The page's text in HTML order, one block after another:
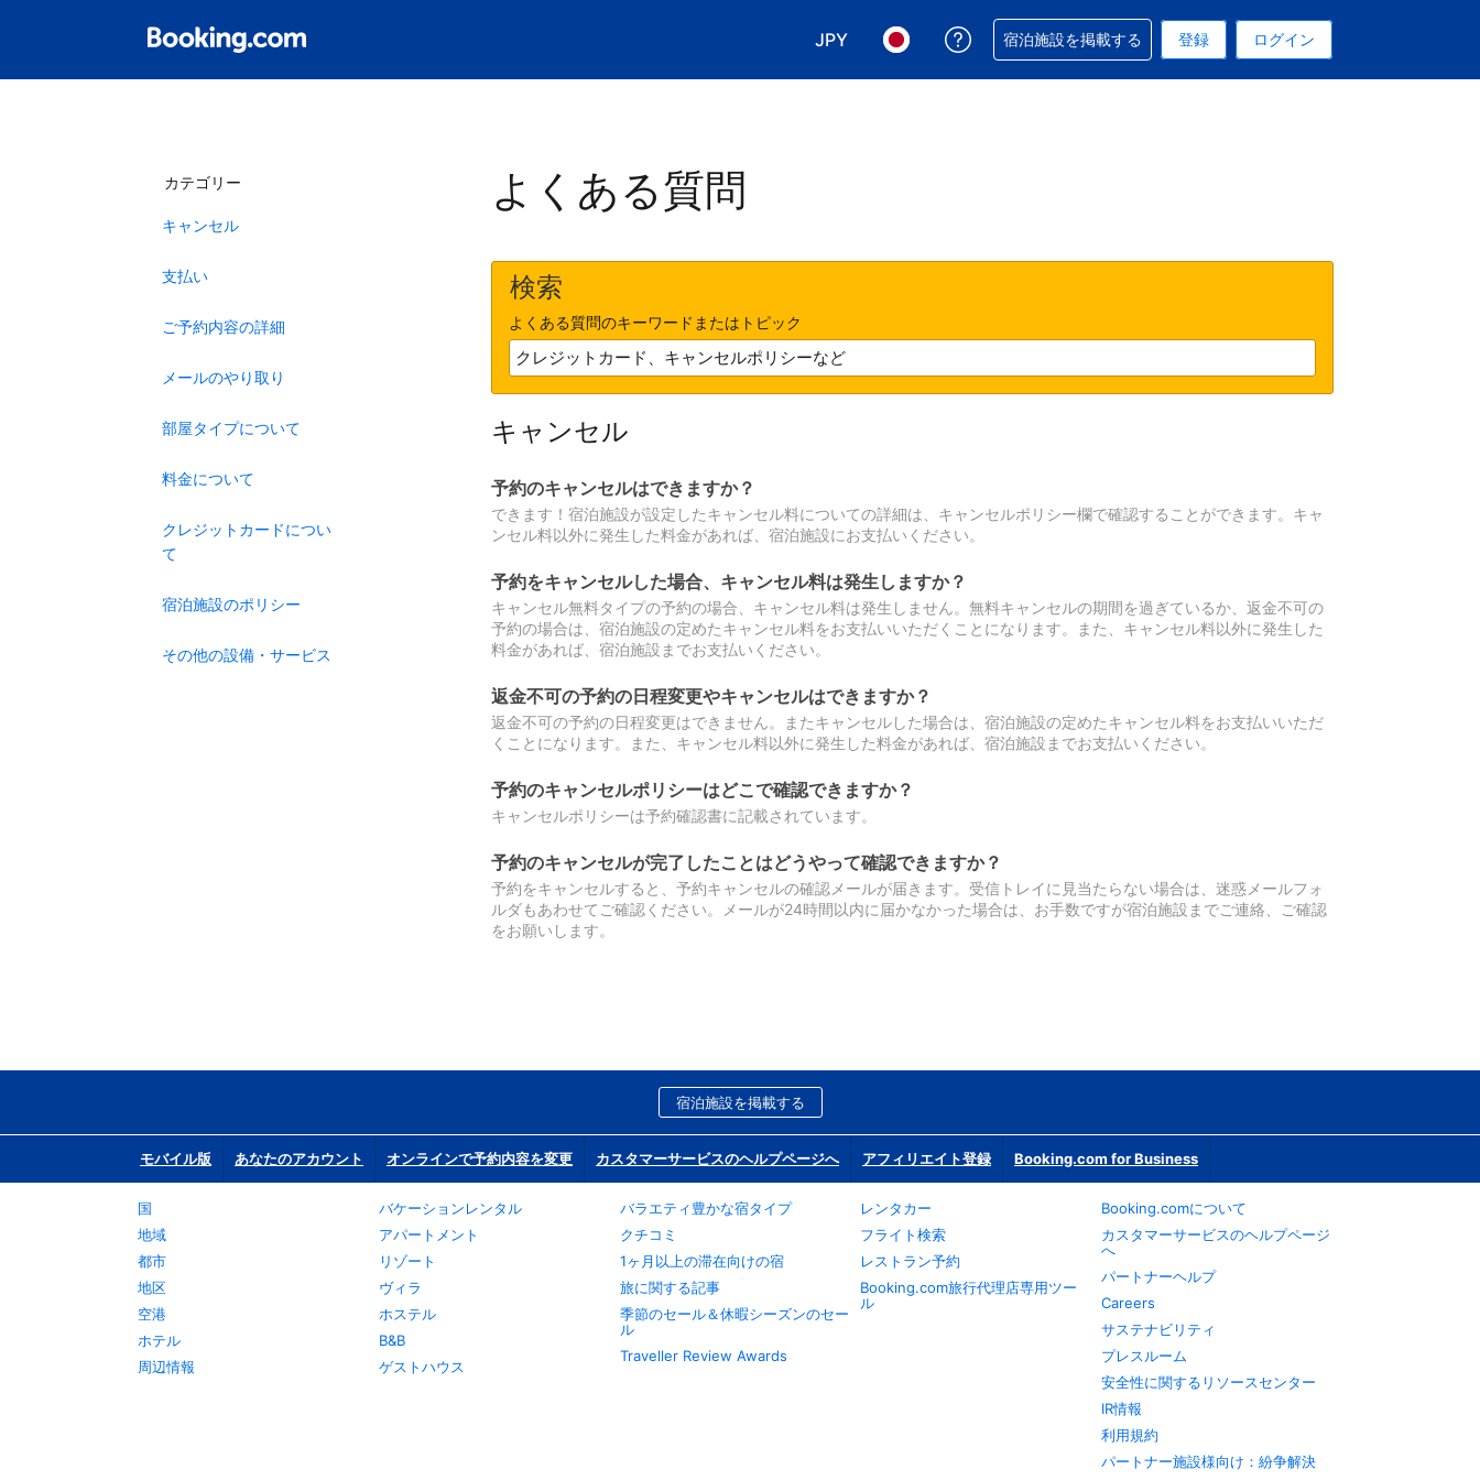
JPY
表示通貨を選択. 現在選択中の表示通貨は円です
言語を選択. 現在選択中の言語は日本語です
予約に関するサポートを受けられます
宿泊施設を掲載する 登録 ログイン
カテゴリー
キャンセル
支払い
ご予約内容の詳細
メールのやり取り
部屋タイプについて
料金について
クレジットカードについ
て
宿泊施設のポリシー
その他の設備・サービス
よくある質問
検索
よくある質問のキーワードまたはトピック
キャンセル
予約のキャンセルはできますか？
できます！宿泊施設が設定したキャンセル料についての詳細は、キャンセルポリシー欄で確認することができます。キャ
ンセル料以外に発生した料金があれば、宿泊施設にお支払いください。
予約をキャンセルした場合、キャンセル料は発生しますか？
キャンセル無料タイプの予約の場合、キャンセル料は発生しません。無料キャンセルの期間を過ぎているか、返金不可の
予約の場合は、宿泊施設の定めたキャンセル料をお支払いいただくことになります。また、キャンセル料以外に発生した
料金があれば、宿泊施設までお支払いください。
返金不可の予約の日程変更やキャンセルはできますか？
返金不可の予約の日程変更はできません。またキャンセルした場合は、宿泊施設の定めたキャンセル料をお支払いいただ
くことになります。また、キャンセル料以外に発生した料金があれば、宿泊施設までお支払いください。
予約のキャンセルポリシーはどこで確認できますか？
キャンセルポリシーは予約確認書に記載されています。
予約のキャンセルが完了したことはどうやって確認できますか？
予約をキャンセルすると、予約キャンセルの確認メールが届きます。受信トレイに見当たらない場合は、迷惑メールフォ
ルダもあわせてご確認ください。メールが24時間以内に届かなかった場合は、お手数ですが宿泊施設までご連絡、ご確認
をお願いします。
宿泊施設を掲載する
モバイル版 あなたのアカウント オンラインで予約内容を変更 カスタマーサービスのヘルプページへ アフィリエイト登録 Booking.com for Business
国
地域
都市
地区
空港
ホテル
周辺情報
バケーションレンタル
アパートメント
リゾート
ヴィラ
ホステル
B&B
ゲストハウス
バラエティ豊かな宿タイプ
クチコミ
1ヶ月以上の滞在向けの宿
旅に関する記事
季節のセール＆休暇シーズンのセー
ル
Traveller Review Awards
レンタカー
フライト検索
レストラン予約
Booking.com旅行代理店専用ツー
ル
Booking.comについて
カスタマーサービスのヘルプページ
へ
パートナーヘルプ
Careers
サステナビリティ
プレスルーム
安全性に関するリソースセンター
IR情報
利用規約
パートナー施設様向け：紛争解決